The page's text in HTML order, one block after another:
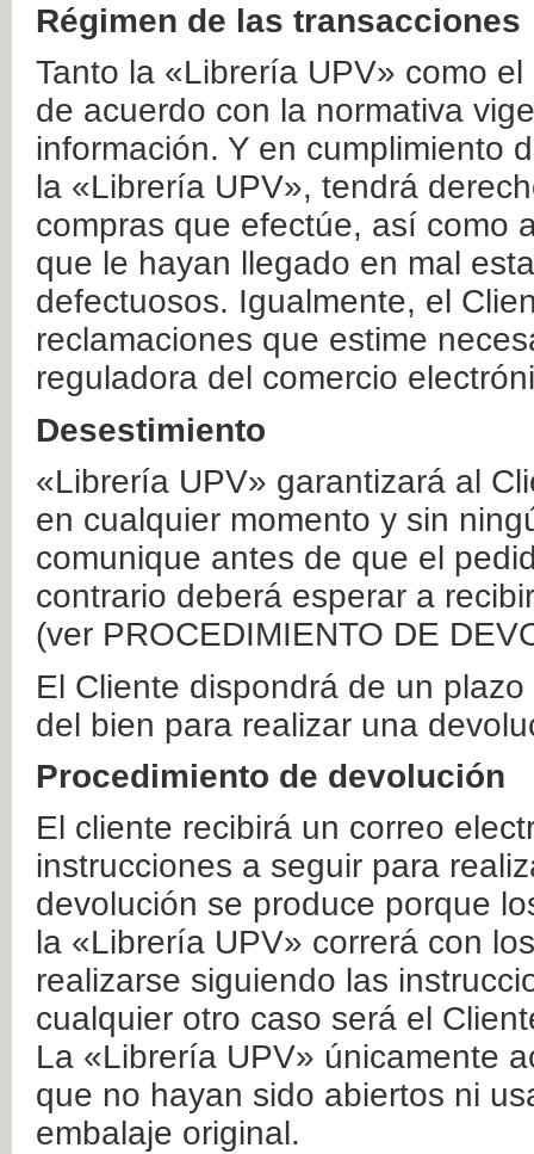
Régimen de las transacciones
Tanto la «Librería UPV» como
de acuerdo con la normativa
información. Y en cumplimiento
la «Librería UPV», tendrá
compras que efectúe, así como
que le hayan llegado en mal
defectuosos. Igualmente, el
reclamaciones que estime
reguladora del comercio
Desestimiento
«Librería UPV» garantizará al
en cualquier momento y sin
comunique antes de que el
contrario deberá esperar a
(ver PROCEDIMIENTO DE
El Cliente dispondrá de un
del bien para realizar una
Procedimiento de devolución
El cliente recibirá un correo
instrucciones a seguir para
devolución se produce porque
la «Librería UPV» correrá con
realizarse siguiendo las
cualquier otro caso será el
La «Librería UPV» únicamente
que no hayan sido abiertos ni
embalaje original.